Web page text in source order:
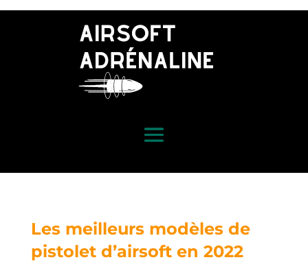
Les meilleurs modèles de
pistolet d’airsoft en 2022